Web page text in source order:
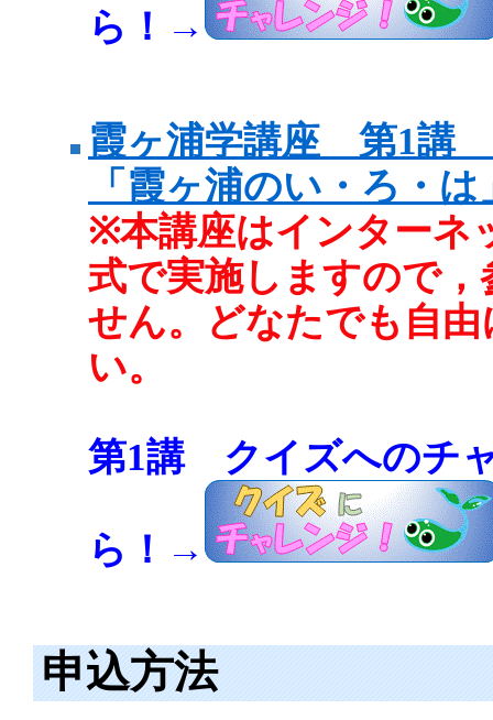
ら！→
霞ヶ浦学講座 第1講
「霞ヶ浦のい・ろ・は
※本講座はインターネ
式で実施しますので
せん。どなたでも自
い。
第1講 クイズへのチ
ら！→
申込方法